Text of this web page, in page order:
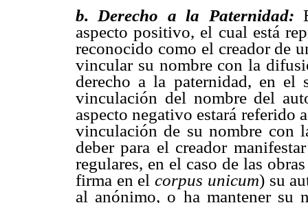
b. Derecho a la Paternidad:
aspecto positivo, el cual está
reconocido como el creador de
vincular su nombre con la
derecho a la paternidad, en el
vinculación del nombre del
aspecto negativo estará referido
vinculación de su nombre con
deber para el creador
regulares, en el caso de las
firma en elcorpus unicum) su
al anónimo, o ha mantener su